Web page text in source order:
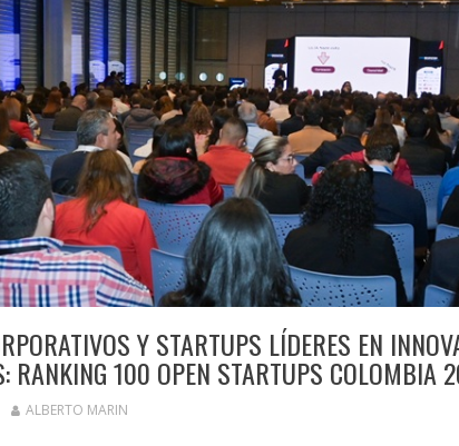
Y STARTUPS LÍDERES EN
RANKING 100 OPEN STARTUPS COLOMBIA
ALBERTO MARIN